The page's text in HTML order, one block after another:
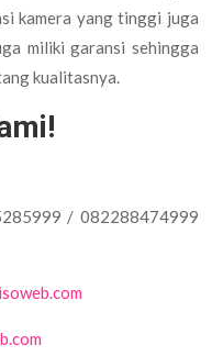
kamera yang tinggi juga
miliki garansi sehingga
kualitasnya.
/ 082288474999